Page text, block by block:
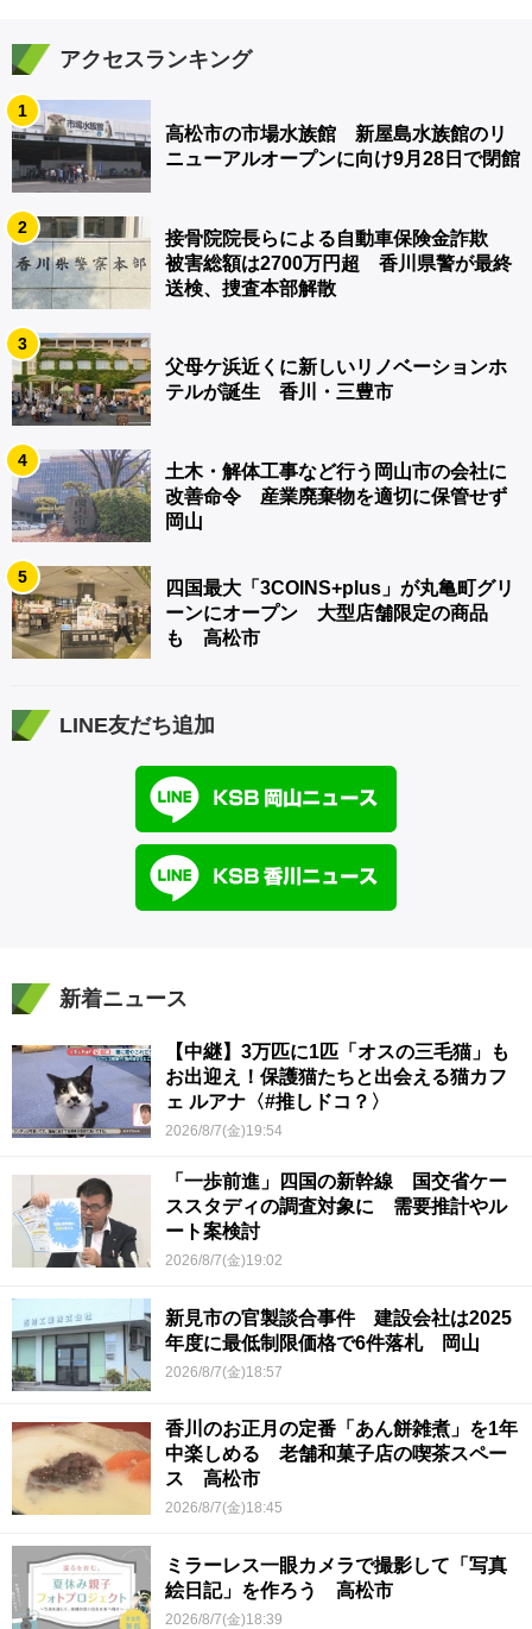
アクセスランキング
1
高松市の市場水族館 新屋島水族館のリ
ニューアルオープンに向け9月28日で閉館
2
接骨院院長らによる自動車保険金詐欺
被害総額は2700万円超 香川県警が最終
送検、捜査本部解散
3
父母ケ浜近くに新しいリノベーションホ
テルが誕生 香川・三豊市
4
土木・解体工事など行う岡山市の会社に
改善命令 産業廃棄物を適切に保管せず
岡山
5
四国最大「3COINS+plus」が丸亀町グリ
ーンにオープン 大型店舗限定の商品
も 高松市
LINE友だち追加
新着ニュース
【中継】3万匹に1匹「オスの三毛猫」も
お出迎え！保護猫たちと出会える猫カフ
ェ ルアナ〈#推しドコ？〉
2026/8/7(金)19:54
「一歩前進」四国の新幹線 国交省ケー
ススタディの調査対象に 需要推計やル
ート案検討
2026/8/7(金)19:02
新見市の官製談合事件 建設会社は2025
年度に最低制限価格で6件落札 岡山
2026/8/7(金)18:57
香川のお正月の定番「あん餅雑煮」を1年
中楽しめる 老舗和菓子店の喫茶スペー
ス 高松市
2026/8/7(金)18:45
ミラーレス一眼カメラで撮影して「写真
絵日記」を作ろう 高松市
2026/8/7(金)18:39